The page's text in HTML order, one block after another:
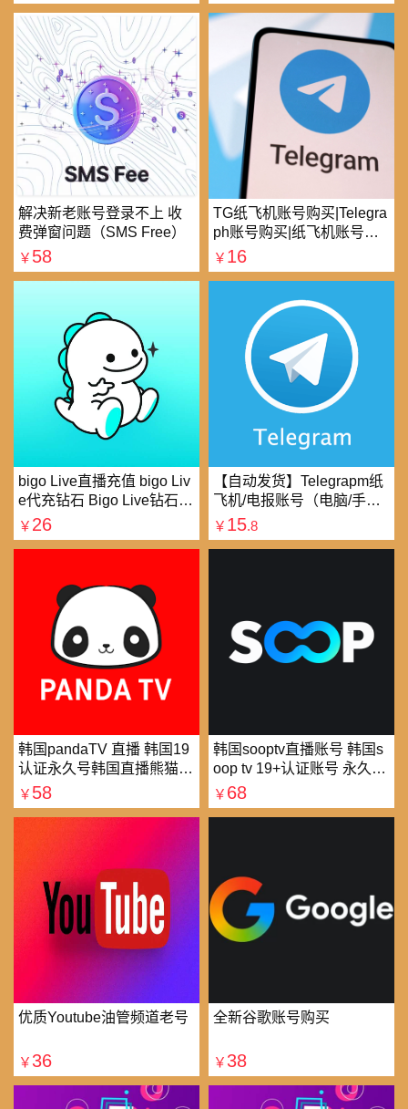
解决新老账号登录不上 收
费弹窗问题（SMS Free）
￥ 58
TG纸飞机账号购买|Telegra
ph账号购买|纸飞机账号购
买|电报账号购买
￥ 16
bigo Live直播充值 bigo Liv
e代充钻石 Bigo Live钻石充
值直播礼物钻石代充
￥ 26
【自动发货】Telegrapm纸
飞机/电报账号（电脑/手机
均可以登录）
￥ 15.8
韩国pandaTV 直播 韩国19
认证永久号韩国直播熊猫tv
可改密 一人一号
￥ 58
韩国sooptv直播账号 韩国s
oop tv 19+认证账号 永久使
用
￥ 68
优质Youtube油管频道老号
￥ 36
全新谷歌账号购买
￥ 38